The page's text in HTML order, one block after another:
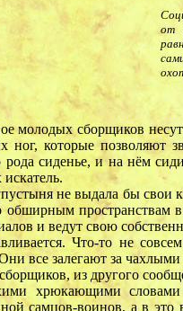
от
молодых сборщиков
ног, которые позволяют
рода сиденье, и на нём
не выдала бы
обширным пространствам
и ведут свою
Что-то не
все залегают за
из другого
хрюкающими словами
самцов-воинов, а в это